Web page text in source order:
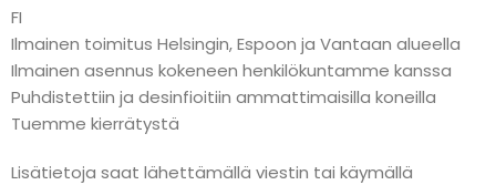
FI
Ilmainen toimitus Helsingin, Espoon ja Vantaan alueella
Ilmainen asennus kokeneen henkilökuntamme kanssa
Puhdistettiin ja desinfioitiin ammattimaisilla koneilla
Tuemme kierrätystä
Lisätietoja saat lähettämällä viestin tai käymällä